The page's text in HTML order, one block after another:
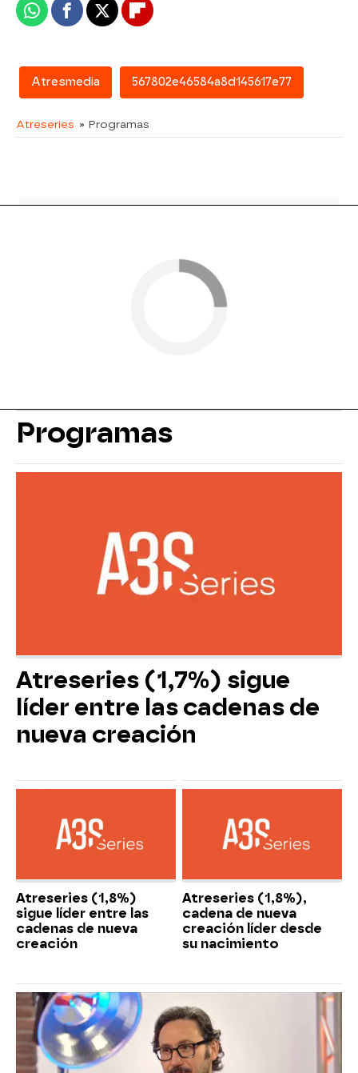
WhatsappFacebook
X Flipboard
Atresmedia 567802e46584a8d145617e77
Atreseries » Programas
Programas
Atreseries (1,7%) sigue
líder entre las cadenas de
nueva creación
Atreseries (1,8%)
sigue líder entre las
cadenas de nueva
creación
Atreseries (1,8%),
cadena de nueva
creación líder desde
su nacimiento